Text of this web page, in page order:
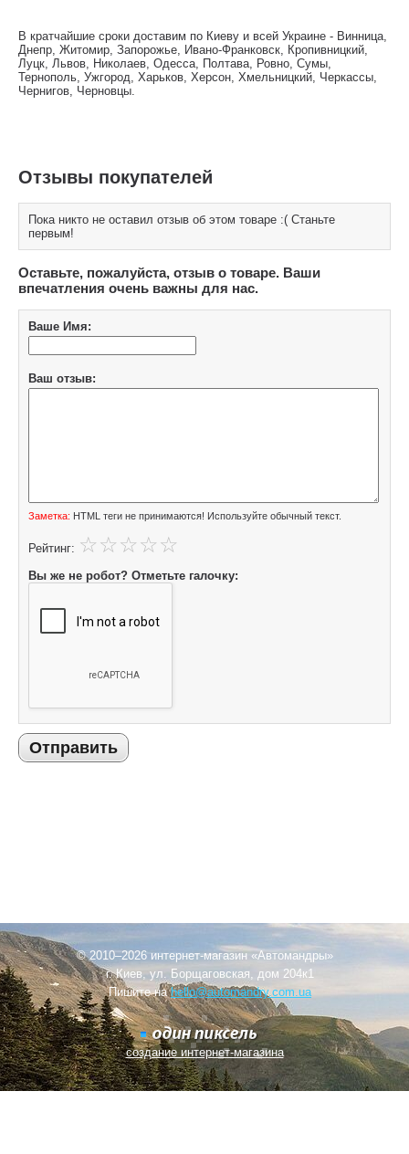
В кратчайшие сроки доставим по Киеву и всей Украине - Винница,
Днепр, Житомир, Запорожье, Ивано-Франковск, Кропивницкий,
Луцк, Львов, Николаев, Одесса, Полтава, Ровно, Сумы,
Тернополь, Ужгород, Харьков, Херсон, Хмельницкий, Черкассы,
Чернигов, Черновцы.
Отзывы покупателей
Пока никто не оставил отзыв об этом товаре :( Станьте
первым!
Оставьте, пожалуйста, отзыв о товаре. Ваши
впечатления очень важны для нас.
Ваше Имя:
Ваш отзыв:
Заметка: HTML теги не принимаются! Используйте обычный текст.
Рейтинг:
Вы же не робот? Отметьте галочку:
Отправить
© 2010–2026 интернет-магазин «Автомандры»
г. Киев, ул. Борщаговская, дом 204к1
Пишите наhello@automandry.com.ua
создание интернет-магазина